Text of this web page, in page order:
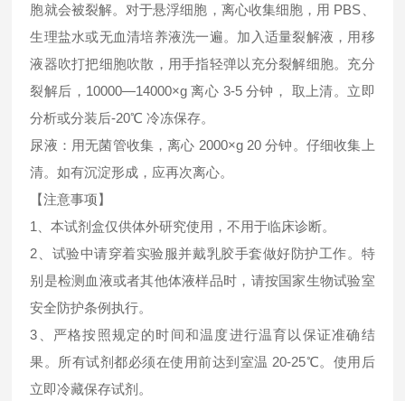
胞就会被裂解。对于悬浮细胞，离心收集细胞，用 PBS、
生理盐水或无血清培养液洗一遍。加入适量裂解液，用移
液器吹打把细胞吹散，用手指轻弹以充分裂解细胞。充分
裂解后，10000—14000×g 离心 3-5 分钟， 取上清。立即
分析或分装后-20℃ 冷冻保存。
尿液：用无菌管收集，离心 2000×g 20 分钟。仔细收集上
清。如有沉淀形成，应再次离心。
【注意事项】
1、本试剂盒仅供体外研究使用，不用于临床诊断。
2、试验中请穿着实验服并戴乳胶手套做好防护工作。特
别是检测血液或者其他体液样品时，请按国家生物试验室
安全防护条例执行。
3、严格按照规定的时间和温度进行温育以保证准确结
果。所有试剂都必须在使用前达到室温 20-25℃。使用后
立即冷藏保存试剂。